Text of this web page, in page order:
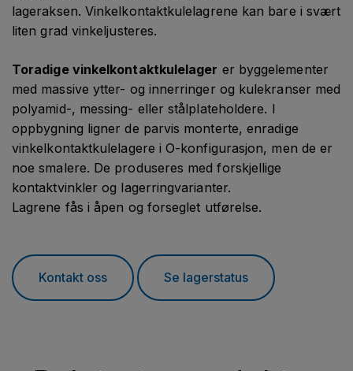
lageraksen. Vinkelkontaktkulelagrene kan bare i svært
liten grad vinkeljusteres.
Toradige vinkelkontaktkulelager er byggelementer
med massive ytter- og innerringer og kulekranser med
polyamid-, messing- eller stålplateholdere. I
oppbygning ligner de parvis monterte, enradige
vinkelkontaktkulelagere i O-konfigurasjon, men de er
noe smalere. De produseres med forskjellige
kontaktvinkler og lagerringvarianter.
Lagrene fås i åpen og forseglet utførelse.
Kontakt oss Se lagerstatus